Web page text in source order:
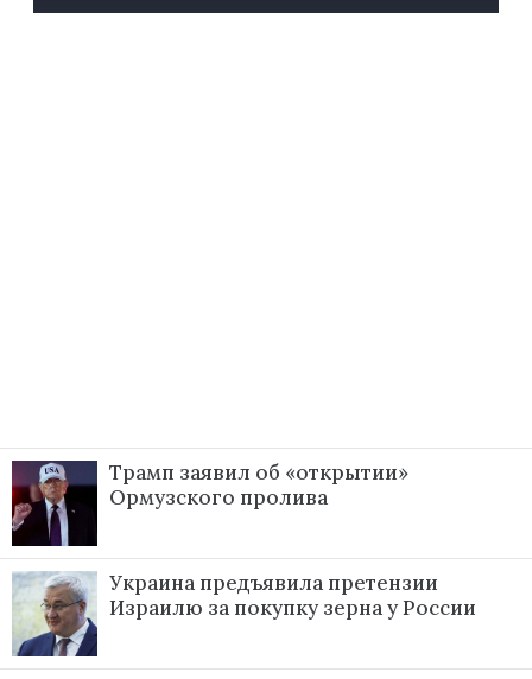
Трамп заявил об «открытии»
Ормузского пролива
Украина предъявила претензии
Израилю за покупку зерна у России